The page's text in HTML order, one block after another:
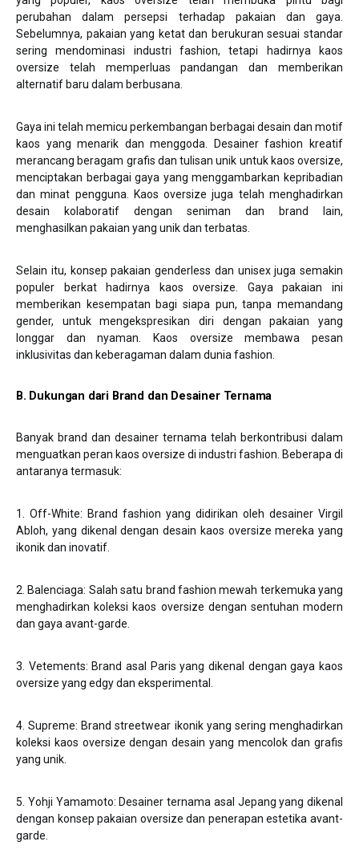
perubahan dalam persepsi terhadap pakaian dan gaya.
Sebelumnya, pakaian yang ketat dan berukuran sesuai standar
sering mendominasi industri fashion, tetapi hadirnya kaos
oversize telah memperluas pandangan dan memberikan
alternatif baru dalam berbusana.
Gaya ini telah memicu perkembangan berbagai desain dan motif
kaos yang menarik dan menggoda. Desainer fashion kreatif
merancang beragam grafis dan tulisan unik untuk kaos oversize,
menciptakan berbagai gaya yang menggambarkan kepribadian
dan minat pengguna. Kaos oversize juga telah menghadirkan
desain kolaboratif dengan seniman dan brand lain,
menghasilkan pakaian yang unik dan terbatas.
Selain itu, konsep pakaian genderless dan unisex juga semakin
populer berkat hadirnya kaos oversize. Gaya pakaian ini
memberikan kesempatan bagi siapa pun, tanpa memandang
gender, untuk mengekspresikan diri dengan pakaian yang
longgar dan nyaman. Kaos oversize membawa pesan
inklusivitas dan keberagaman dalam dunia fashion.
B. Dukungan dari Brand dan Desainer Ternama
Banyak brand dan desainer ternama telah berkontribusi dalam
menguatkan peran kaos oversize di industri fashion. Beberapa di
antaranya termasuk:
1. Off-White: Brand fashion yang didirikan oleh desainer Virgil
Abloh, yang dikenal dengan desain kaos oversize mereka yang
ikonik dan inovatif.
2. Balenciaga: Salah satu brand fashion mewah terkemuka yang
menghadirkan koleksi kaos oversize dengan sentuhan modern
dan gaya avant-garde.
3. Vetements: Brand asal Paris yang dikenal dengan gaya kaos
oversize yang edgy dan eksperimental.
4. Supreme: Brand streetwear ikonik yang sering menghadirkan
koleksi kaos oversize dengan desain yang mencolok dan grafis
yang unik.
5. Yohji Yamamoto: Desainer ternama asal Jepang yang dikenal
dengan konsep pakaian oversize dan penerapan estetika avant-
garde.